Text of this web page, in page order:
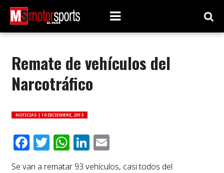
Remate de vehículos del
Narcotráfico
NOTICIAS | 10 DICIEMBRE, 2013
Facebook
Twitter
WhatsApp
LinkedIn
Email
Se van a rematar 93 vehículos, casi todos del